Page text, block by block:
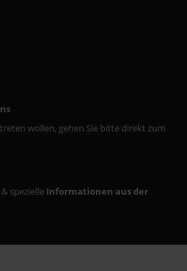
wollen, gehen Sie bitte direkt zum
spezielle Informationen aus der